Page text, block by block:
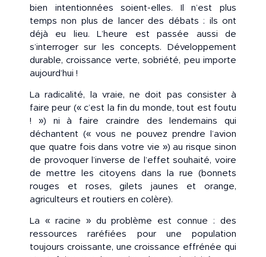
bien intentionnées soient-elles. Il n’est plus
temps non plus de lancer des débats : ils ont
déjà eu lieu. L’heure est passée aussi de
s’interroger sur les concepts. Développement
durable, croissance verte, sobriété, peu importe
aujourd’hui !
La radicalité, la vraie, ne doit pas consister à
faire peur (« c’est la fin du monde, tout est foutu
! ») ni à faire craindre des lendemains qui
déchantent (« vous ne pouvez prendre l’avion
que quatre fois dans votre vie ») au risque sinon
de provoquer l’inverse de l’effet souhaité, voire
de mettre les citoyens dans la rue (bonnets
rouges et roses, gilets jaunes et orange,
agriculteurs et routiers en colère).
La « racine » du problème est connue : des
ressources raréfiées pour une population
toujours croissante, une croissance effrénée qui